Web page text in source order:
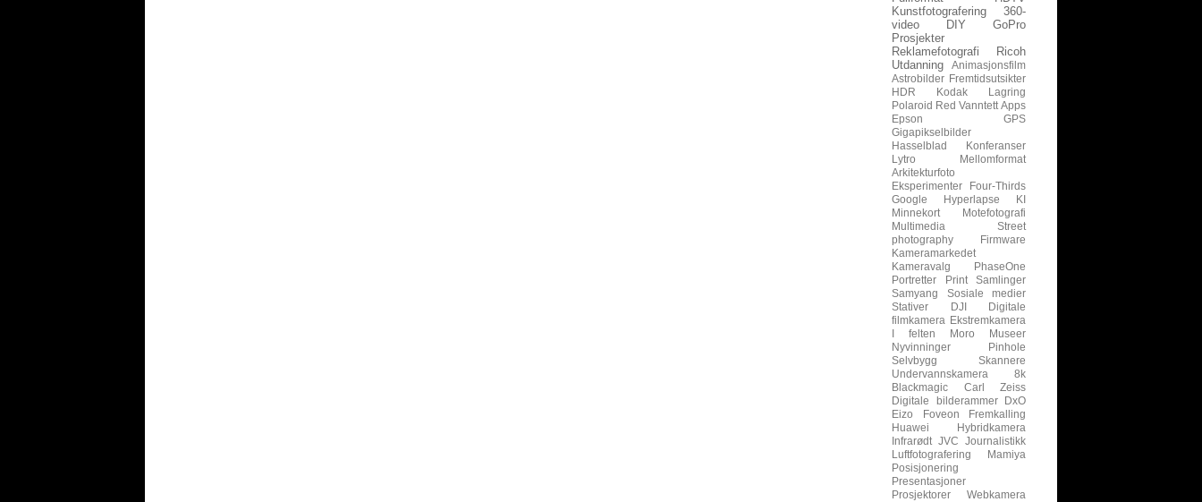
Kunstfotografering
360-
video
DIY
GoPro
Prosjekter
Reklamefotografi
Ricoh
Utdanning
Animasjonsfilm
Astrobilder Fremtidsutsikter
HDR
Kodak
Lagring
Polaroid Red Vanntett Apps
Epson
GPS
Gigapikselbilder
Hasselblad
Konferanser
Lytro
Mellomformat
Arkitekturfoto
Eksperimenter
Four-Thirds
Google
Hyperlapse
KI
Minnekort
Motefotografi
Multimedia
Street
photography
Firmware
Kameramarkedet
Kameravalg
PhaseOne
Portretter
Print
Samlinger
Samyang
Sosiale medier
Stativer
DJI
Digitale
filmkamera Ekstremkamera
I felten
Moro
Museer
Nyvinninger
Pinhole
Selvbygg
Skannere
Undervannskamera
8k
Blackmagic
Carl Zeiss
Digitale bilderammer
DxO
Eizo
Foveon
Fremkalling
Huawei
Hybridkamera
Infrarødt JVC
Journalistikk
Luftfotografering
Mamiya
Posisjonering
Presentasjoner
Prosjektorer
Webkamera